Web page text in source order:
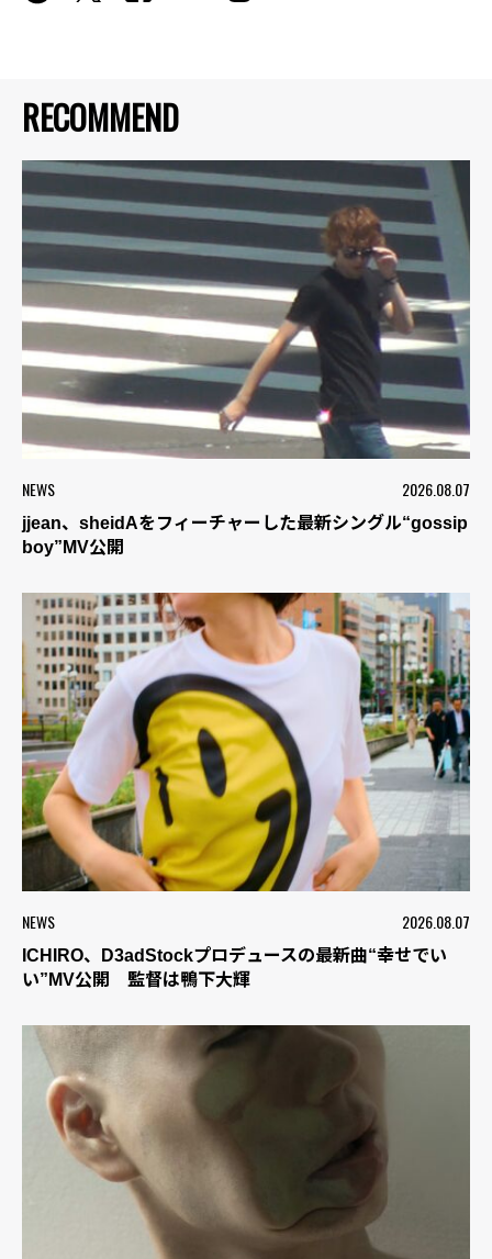
RECOMMEND
NEWS 2026.08.07
jjean、sheidAをフィーチャーした最新シングル“gossip
boy”MV公開
NEWS 2026.08.07
ICHIRO、D3adStockプロデュースの最新曲“幸せでい
い”MV公開 監督は鴨下大輝